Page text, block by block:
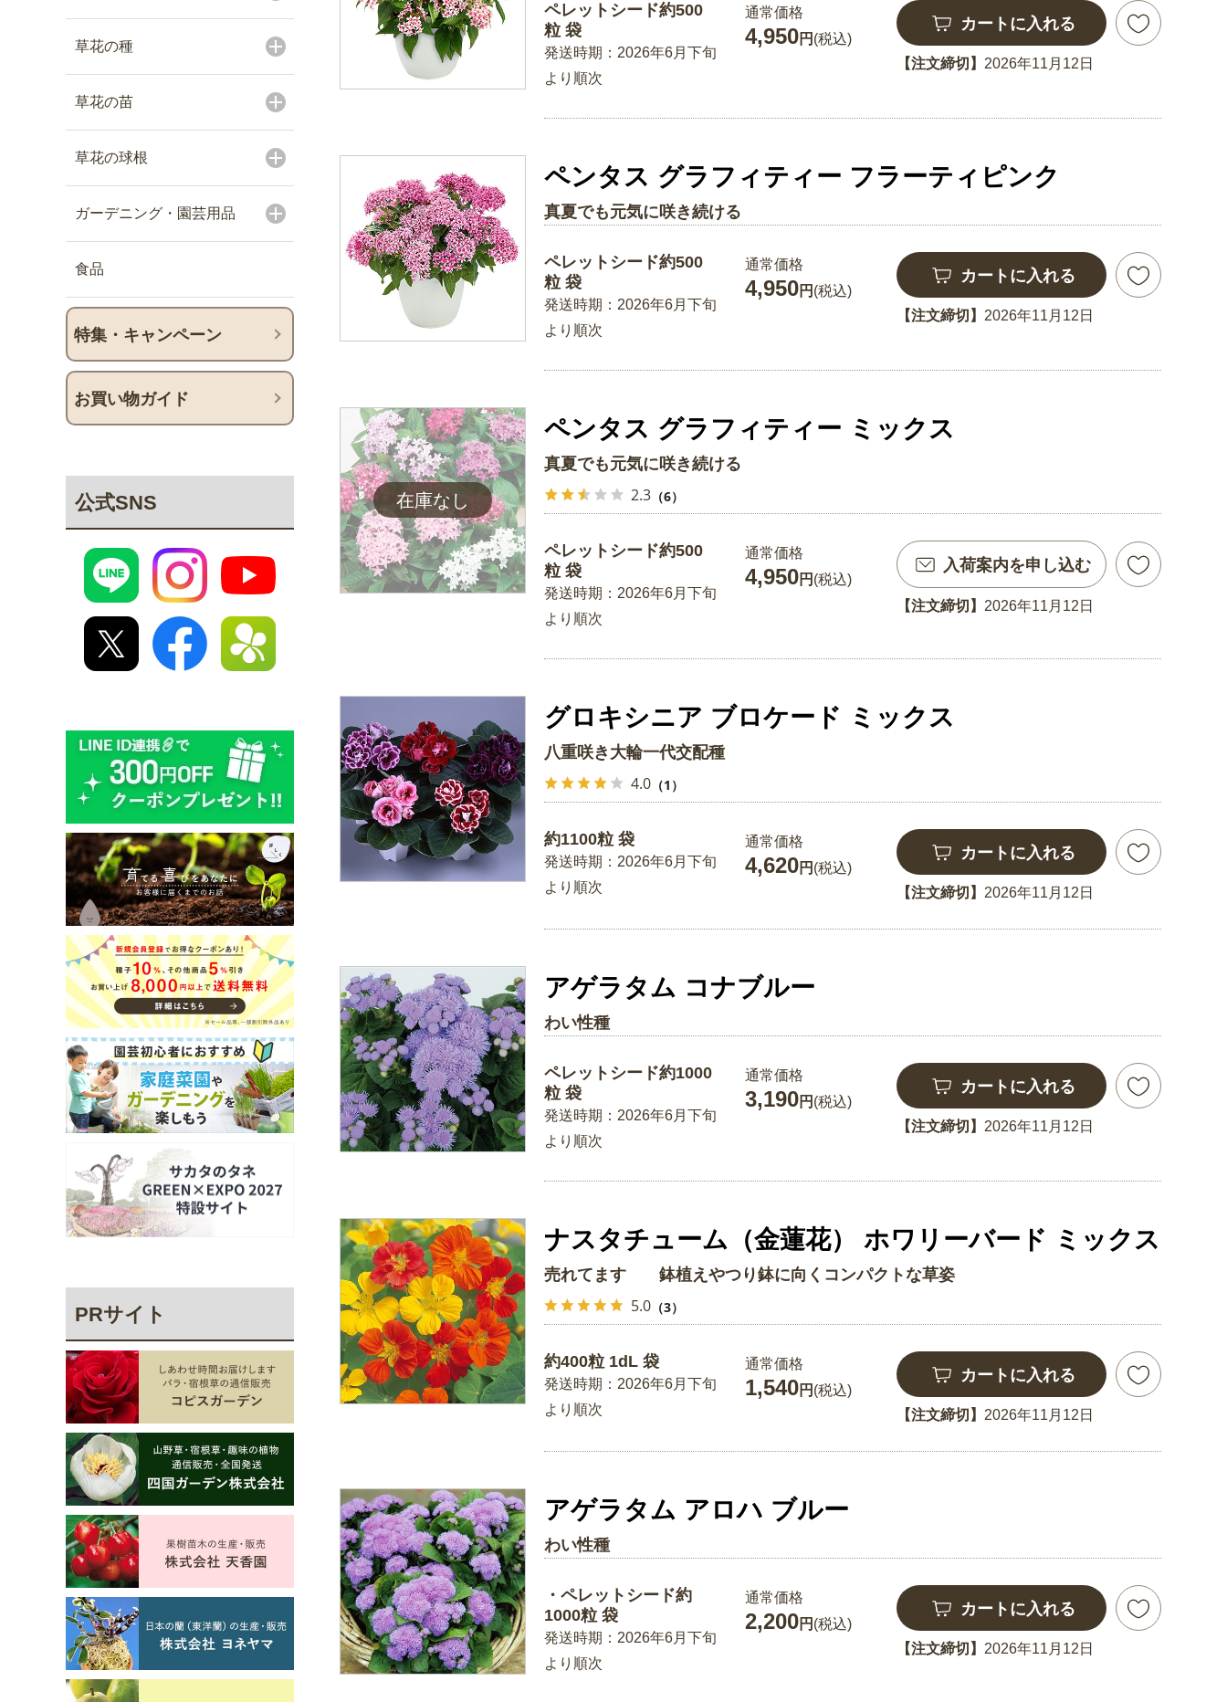
草花の種
草花の苗
草花の球根
ガーデニング・園芸用品
食品
特集・キャンペーン
お買い物ガイド
公式SNS
PRサイト
ペレットシード約500
粒 袋
発送時期：2026年6月下旬
より順次
通常価格
4,950円 (税込)
カートに入れる
【注文締切】 2026年11月12日
ペンタス グラフィティー フラーティピンク
真夏でも元気に咲き続ける
ペレットシード約500
粒 袋
発送時期：2026年6月下旬
より順次
通常価格
4,950円 (税込)
カートに入れる
【注文締切】 2026年11月12日
ペンタス グラフィティー ミックス
真夏でも元気に咲き続ける
2.3 （6）
ペレットシード約500
粒 袋
発送時期：2026年6月下旬
より順次
通常価格
4,950円 (税込)
入荷案内を申し込む
【注文締切】 2026年11月12日
グロキシニア ブロケード ミックス
八重咲き大輪一代交配種
4.0 （1）
約1100粒 袋
発送時期：2026年6月下旬
より順次
通常価格
4,620円 (税込)
カートに入れる
【注文締切】 2026年11月12日
アゲラタム コナブルー
わい性種
ペレットシード約1000
粒 袋
発送時期：2026年6月下旬
より順次
通常価格
3,190円 (税込)
カートに入れる
【注文締切】 2026年11月12日
ナスタチューム（金蓮花） ホワリーバード ミックス
売れてます 鉢植えやつり鉢に向くコンパクトな草姿
5.0 （3）
約400粒 1dL 袋
発送時期：2026年6月下旬
より順次
通常価格
1,540円 (税込)
カートに入れる
【注文締切】 2026年11月12日
アゲラタム アロハ ブルー
わい性種
・ペレットシード約
1000粒 袋
発送時期：2026年6月下旬
より順次
通常価格
2,200円 (税込)
カートに入れる
【注文締切】 2026年11月12日